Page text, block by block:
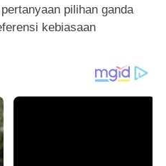
pilihan ganda
kebiasaan